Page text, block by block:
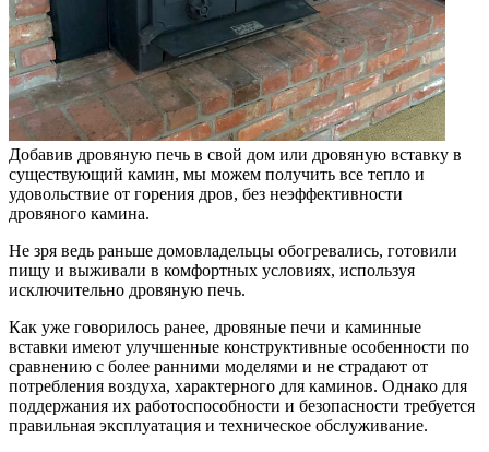
Добавив дровяную печь в свой дом или дровяную вставку в
существующий камин, мы можем получить все тепло и
удовольствие от горения дров, без неэффективности
дровяного камина.
Не зря ведь раньше домовладельцы обогревались, готовили
пищу и выживали в комфортных условиях, используя
исключительно дровяную печь.
Как уже говорилось ранее, дровяные печи и каминные
вставки имеют улучшенные конструктивные особенности по
сравнению с более ранними моделями и не страдают от
потребления воздуха, характерного для каминов. Однако для
поддержания их работоспособности и безопасности требуется
правильная эксплуатация и техническое обслуживание.